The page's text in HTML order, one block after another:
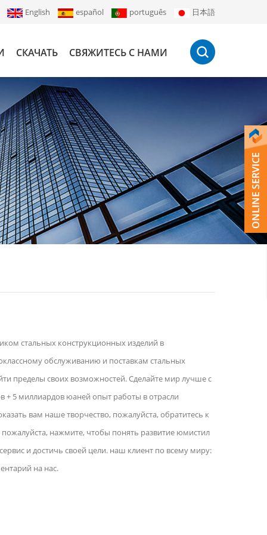
English español português 日本語
СКАЧАТЬ СВЯЖИТЕСЬ С НАМИ
стальных конструкционных изделий в
обслуживанию и поставкам стальных
пределы своих возможностей. Сделайте мир лучше с
+ 5 миллиардов юаней опыт работы в отрасли
вам наше творчество, пожалуйста, обратитесь к
нажмите, чтобы понять развитие юмистил
и достичь своей цели. наш клиент по всему миру:
на нас.